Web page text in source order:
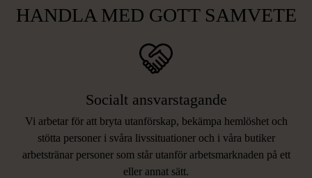
HANDLA MED GOTT SAMVETE
Socialt ansvarstagande
Vi arbetar för att bryta utanförskap, bekämpa hemlöshet och
stötta personer i svåra livssituationer och i våra butiker
arbetstränar personer som står utanför arbetsmarknaden på ett
eller annat sätt.